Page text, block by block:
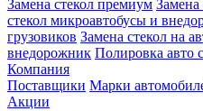
Замена стекол премиум Замена
стекол микроавтобусы и
грузовиков Замена стекол на
внедорожник Полировка авто
Компания
Поставщики Марки
Акции